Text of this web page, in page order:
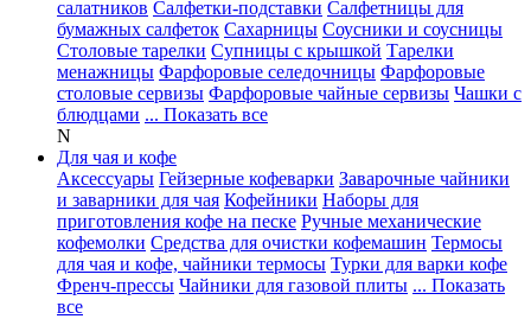
салатников Салфетки-подставки Салфетницы для
бумажных салфеток Сахарницы Соусники и соусницы
Столовые тарелки Супницы с крышкой Тарелки
менажницы Фарфоровые селедочницы Фарфоровые
столовые сервизы Фарфоровые чайные сервизы Чашки с
блюдцами ... Показать все
N
Для чая и кофе
Аксессуары Гейзерные кофеварки Заварочные чайники
и заварники для чая Кофейники Наборы для
приготовления кофе на песке Ручные механические
кофемолки Средства для очистки кофемашин Термосы
для чая и кофе, чайники термосы Турки для варки кофе
Френч-прессы Чайники для газовой плиты ... Показать
все